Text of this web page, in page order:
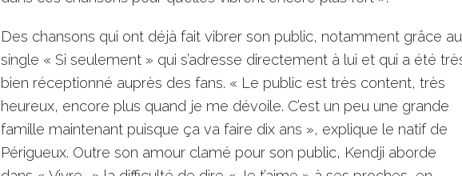
Des chansons qui ont déjà fait vibrer son public, notamment grâce au
single « Si seulement » qui s’adresse directement à lui et qui a été
bien réceptionné auprès des fans. « Le public est très content, très
heureux, encore plus quand je me dévoile. C’est un peu une grande
famille maintenant puisque ça va faire dix ans », explique le natif de
Périgueux. Outre son amour clamé pour son public, Kendji aborde